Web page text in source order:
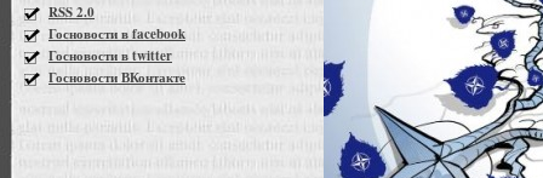
RSS 2.0
Госновости в facebook
Госновости в twitter
Госновости ВКонтакте